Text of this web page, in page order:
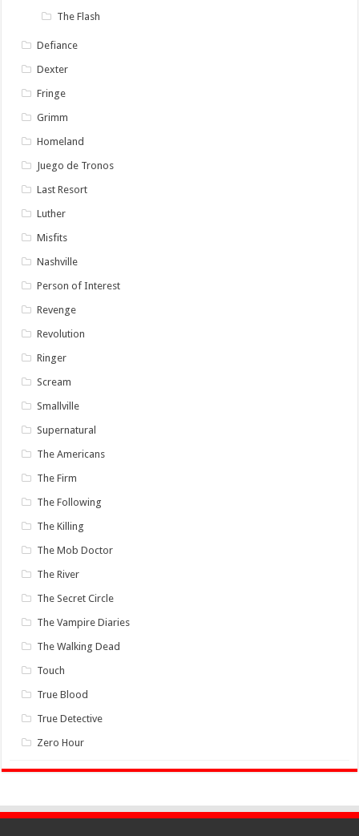
The Flash
Defiance
Dexter
Fringe
Grimm
Homeland
Juego de Tronos
Last Resort
Luther
Misfits
Nashville
Person of Interest
Revenge
Revolution
Ringer
Scream
Smallville
Supernatural
The Americans
The Firm
The Following
The Killing
The Mob Doctor
The River
The Secret Circle
The Vampire Diaries
The Walking Dead
Touch
True Blood
True Detective
Zero Hour